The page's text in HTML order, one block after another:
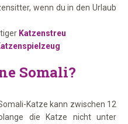
wenn du in den Urlaub
Katzenstreu
Somali?
Katze kann zwischen 12
die Katze nicht unter